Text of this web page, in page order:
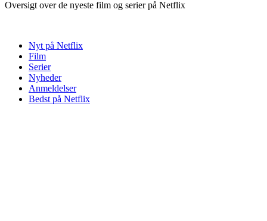
Oversigt over de nyeste film og serier på Netflix
Nyt på Netflix
Film
Serier
Nyheder
Anmeldelser
Bedst på Netflix